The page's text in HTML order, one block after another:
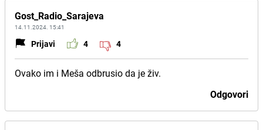
Gost_Radio_Sarajeva
14.11.2024. 15:41
Prijavi 4 4
Ovako im i Meša odbrusio da je živ.
Odgovori